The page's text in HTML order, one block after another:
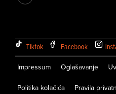
Tiktok Facebook
Impressum Oglašavanje
Politika kolačića Pravila